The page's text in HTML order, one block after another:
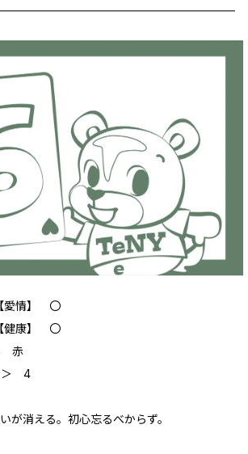
情】 〇
康】 〇
赤
＞ 4
が消える。初心忘るべからず。